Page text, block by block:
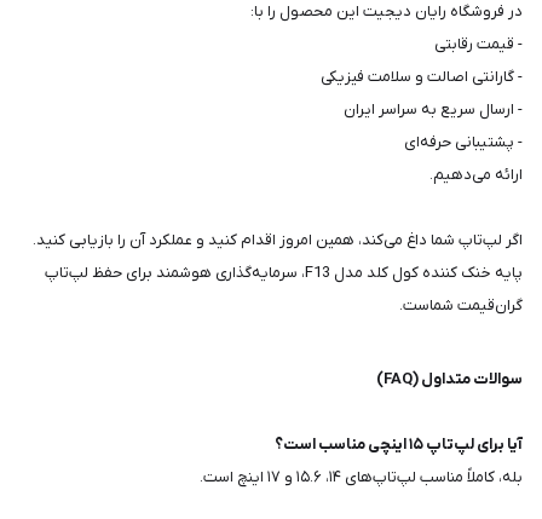
در فروشگاه رایان دیجیت این محصول را با:
- قیمت رقابتی
- گارانتی اصالت و سلامت فیزیکی
- ارسال سریع به سراسر ایران
- پشتیبانی حرفه‌ای
ارائه می‌دهیم.
اگر لپ‌تاپ شما داغ می‌کند، همین امروز اقدام کنید و عملکرد آن را بازیابی کنید.
پایه خنک کننده کول کلد مدل F13، سرمایه‌گذاری هوشمند برای حفظ لپ‌تاپ
گران‌قیمت شماست.
سوالات متداول (FAQ)
آیا برای لپ‌تاپ ۱۵ اینچی مناسب است؟
بله، کاملاً مناسب لپ‌تاپ‌های ۱۴، ۱۵.۶ و ۱۷ اینچ است.